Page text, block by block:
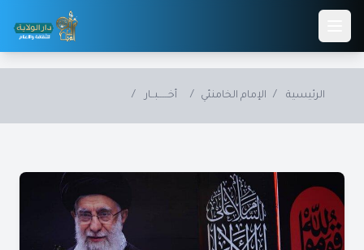
Skip to main content
الرئيسية / الإمام الخامنئي / أخــــــبــار /